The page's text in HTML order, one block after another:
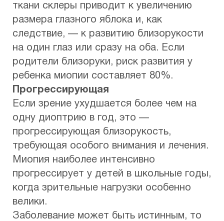
ткани склеры приводит к увеличению
размера глазного яблока и, как
следствие, — к развитию близорукости
на один глаз или сразу на оба. Если
родители близоруки, риск развития у
ребенка миопии составляет 80%.
Прогрессирующая
Если зрение ухудшается более чем на
одну диоптрию в год, это —
прогрессирующая близорукость,
требующая особого внимания и лечения.
Миопия наиболее интенсивно
прогрессирует у детей в школьные годы,
когда зрительные нагрузки особенно
велики.
Заболевание может быть истинным, то